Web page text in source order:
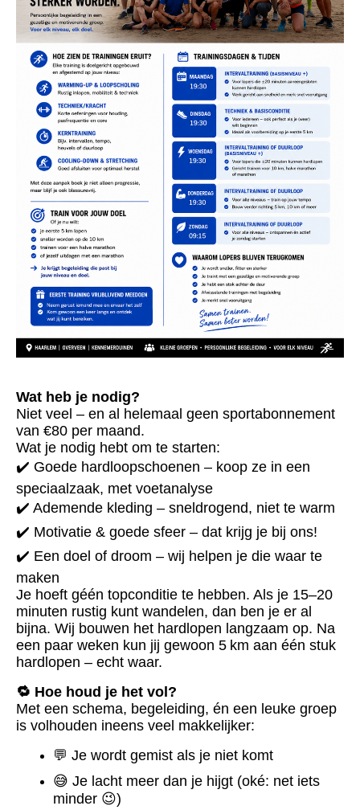
Wat heb je nodig?
Niet veel – en al helemaal geen sportabonnement
van €80 per maand.
Wat je nodig hebt om te starten:
✔️ Goede hardloopschoenen – koop ze in een
speciaalzaak, met voetanalyse
✔️ Ademende kleding – sneldrogend, niet te warm
✔️ Motivatie & goede sfeer – dat krijg je bij ons!
✔️ Een doel of droom – wij helpen je die waar te
maken
Je hoeft géén topconditie te hebben. Als je 15–20
minuten rustig kunt wandelen, dan ben je er al
bijna. Wij bouwen het hardlopen langzaam op. Na
een paar weken kun jij gewoon 5 km aan één stuk
hardlopen – echt waar.
🔁 Hoe houd je het vol?
Met een schema, begeleiding, én een leuke groep
is volhouden ineens veel makkelijker:
💬 Je wordt gemist als je niet komt
😅 Je lacht meer dan je hijgt (oké: net iets
minder 😉)